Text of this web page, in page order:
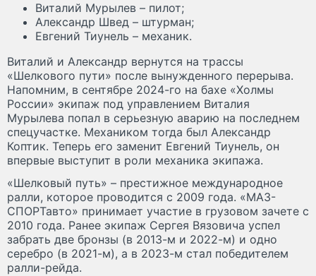
Виталий Мурылев – пилот;
Александр Швед – штурман;
Евгений Тиунель – механик.
Виталий и Александр вернутся на трассы
«Шелкового пути» после вынужденного перерыва.
Напомним, в сентябре 2024-го на бахе «Холмы
России» экипаж под управлением Виталия
Мурылева попал в серьезную аварию на последнем
спецучастке. Механиком тогда был Александр
Коптик. Теперь его заменит Евгений Тиунель, он
впервые выступит в роли механика экипажа.
«Шелковый путь» – престижное международное
ралли, которое проводится с 2009 года. «МАЗ-
СПОРТавто» принимает участие в грузовом зачете с
2010 года. Ранее экипаж Сергея Вязовича успел
забрать две бронзы (в 2013-м и 2022-м) и одно
серебро (в 2021-м), а в 2023-м стал победителем
ралли-рейда.